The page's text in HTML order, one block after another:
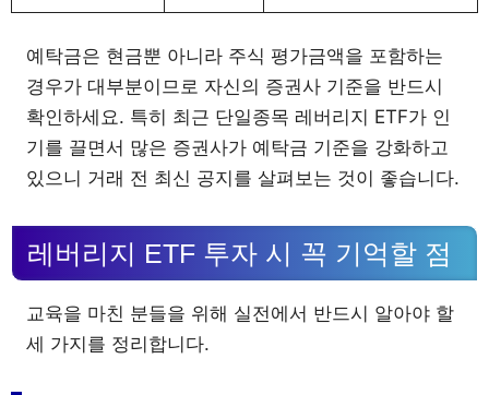
예탁금은 현금뿐 아니라 주식 평가금액을 포함하는
경우가 대부분이므로 자신의 증권사 기준을 반드시
확인하세요. 특히 최근 단일종목 레버리지 ETF가 인
기를 끌면서 많은 증권사가 예탁금 기준을 강화하고
있으니 거래 전 최신 공지를 살펴보는 것이 좋습니다.
레버리지 ETF 투자 시 꼭 기억할 점
교육을 마친 분들을 위해 실전에서 반드시 알아야 할
세 가지를 정리합니다.